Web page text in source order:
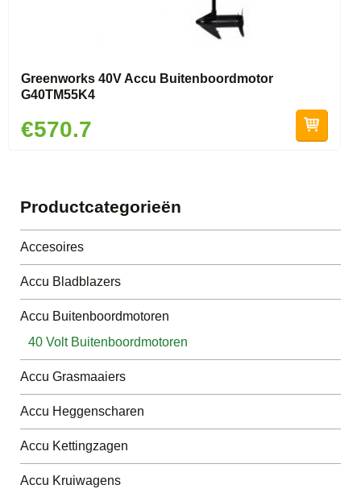
Greenworks 40V Accu Buitenboordmotor
G40TM55K4
€570.7
Productcategorieën
Accesoires
Accu Bladblazers
Accu Buitenboordmotoren
40 Volt Buitenboordmotoren
Accu Grasmaaiers
Accu Heggenscharen
Accu Kettingzagen
Accu Kruiwagens